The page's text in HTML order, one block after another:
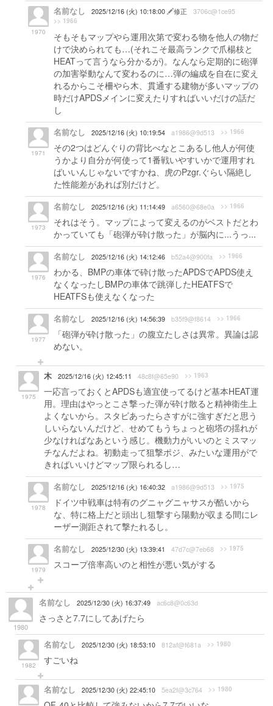
1970
名前なし 2025/12/16 (火) 10:18:00 修正 3706c@1ce95
>> 1966
そもそもマップやら運用次第で変わる物を他人の物だ
けで決められても…(それこそ最高ランクで爪楊枝と
HEATって言うなら分かるが)。なんなら定期的に砲弾
の加害挙動なんて変わるのに…弾の編成を自在に変え
れるからこそ柵やら木、貫通する建物が多いマップの
時だけAPDSメインに変えたりすればいいだけの話だ
し
1971
名前なし 2025/12/16 (火) 10:19:54 a1986@9d513 >> 1966
その2つはどんぐりの背比べなとこあるし他人が何使
うかより自分が何使って1番戦いやすいかで運用すれ
ばいいんじゃないですかね、虎のPzgr.ぐらい隔絶し
た性能差があれば別だけど。
1973
名前なし 2025/12/16 (火) 11:14:49 a6560@68e0a >> 1966
それはそう。マップによって変えるのがベストだとわ
かっていても「砲弾が砕け散った」が脳内に...うっ...
1976
名前なし 2025/12/16 (火) 14:12:46 b52a4@900fa >> 1966
わかる、BMPの車体で砕け散ったAPDSでAPDS使え
なくなったしBMPの車体で跳弾したHEATFSで
HEATFSも使えなくなった
1977
名前なし 2025/12/16 (火) 14:56:39 b35f9@f8614 >> 1966
「砲弾が砕け散った」の腹立たしさは異常。異論は認
めない。
1975
木 2025/12/16 (火) 12:45:11 48c8f@65e90 >> 1963
一応言っておくとAPDSも適宜使ってるけど基本HEAT運
用。理由はやっとこさ撃った弾が砕け散ると精神衛生上
よくないから。スタビあったらさすがに強すぎだと思う
しいらないんだけど、せめてもうちょっと砲塔の揺れが
少なければなあという感じ。機動力がいいのとミスマッ
チなんだよね。初動走って狙撃ポジ、みたいな運用がで
きればいいけどマップ限られるし…
1978
名前なし 2025/12/16 (火) 16:40:32 a1986@9d513 >> 1975
ドイツ中戦車は特有のグニャグニャサスが酷いから
な、特に格上だと頭出し狙撃すら陽動が収まる間にレ
ーザー測距されて撃たれるし。
1979
名前なし 2025/12/30 (火) 13:39:41 47d7c@7eb68 >> 1975
スコープ倍率高いのと相性が悪い気がする
1980
名前なし 2025/12/30 (火) 16:37:49 ac6c8@0c63d
さっさと7.7にしてあげたら
1982
名前なし 2025/12/30 (火) 18:53:10 812af@f681a >> 1980
すごいね
名前なし 2025/12/30 (火) 22:45:10 5ea2f@3c764 >> 1980